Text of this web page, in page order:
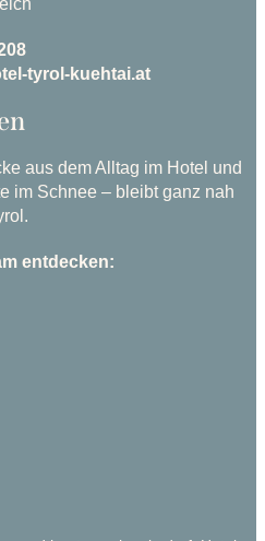
tyrol-kuehtai.at
aus dem Alltag im Hotel und
im Schnee – bleibt ganz nah
entdecken: